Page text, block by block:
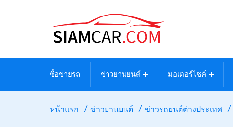
ซื้อขายรถ ข่าวยานยนต์ มอเตอร์ไซค์
หน้าแรก ข่าวยานยนต์ ข่าวรถยนต์ต่างประเทศ